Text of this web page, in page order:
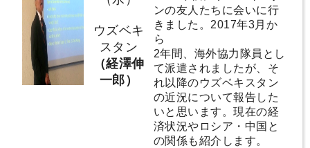
ウズベキ
スタン
（経澤伸
一郎）
ンの友人たちに会いに行
きました。2017年3月か
ら
2年間、海外協力隊員とし
て派遣されましたが、そ
れ以降のウズベキスタン
の近況について報告した
いと思います。現在の経
済状況やロシア・中国と
の関係も紹介します。